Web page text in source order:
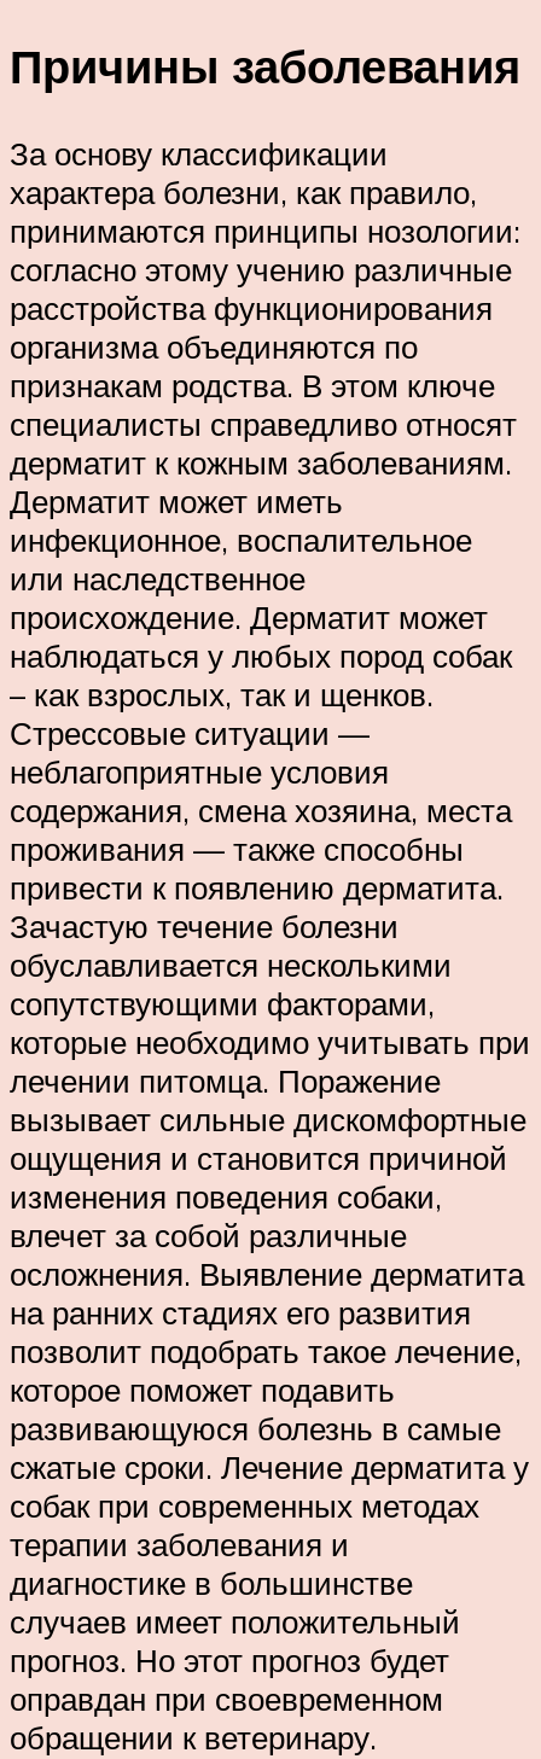
Причины заболевания
За основу классификации
характера болезни, как правило,
принимаются принципы нозологии:
согласно этому учению различные
расстройства функционирования
организма объединяются по
признакам родства. В этом ключе
специалисты справедливо относят
дерматит к кожным заболеваниям.
Дерматит может иметь
инфекционное, воспалительное
или наследственное
происхождение. Дерматит может
наблюдаться у любых пород собак
– как взрослых, так и щенков.
Стрессовые ситуации —
неблагоприятные условия
содержания, смена хозяина, места
проживания — также способны
привести к появлению дерматита.
Зачастую течение болезни
обуславливается несколькими
сопутствующими факторами,
которые необходимо учитывать при
лечении питомца. Поражение
вызывает сильные дискомфортные
ощущения и становится причиной
изменения поведения собаки,
влечет за собой различные
осложнения. Выявление дерматита
на ранних стадиях его развития
позволит подобрать такое лечение,
которое поможет подавить
развивающуюся болезнь в самые
сжатые сроки. Лечение дерматита у
собак при современных методах
терапии заболевания и
диагностике в большинстве
случаев имеет положительный
прогноз. Но этот прогноз будет
оправдан при своевременном
обращении к ветеринару.